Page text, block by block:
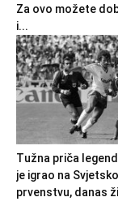
Za ovo možete
i...
Tužna priča
je igrao na
prvenstvu, danas